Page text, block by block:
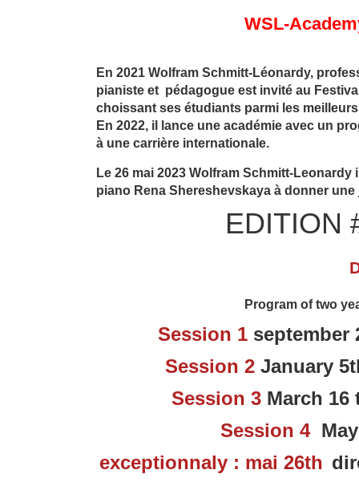
WSL-
En 2021 Wolfram Schmitt-Léonardy,
pianiste et pédagogue est invité au
choissant ses étudiants parmi les
En 2022, il lance une académie avec un
à une carrière internationale.
Le 26 mai 2023 Wolfram Schmitt-
piano Rena Shereshevskaya à donner
EDITION
Program of two
Session 1 september
Session 2January
Session 3 March
Session 4May
exceptionnaly : mai 26th